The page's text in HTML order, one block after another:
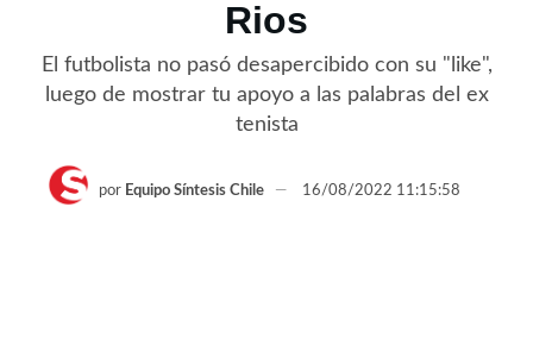
Rios
El futbolista no pasó desapercibido con su "like",
luego de mostrar tu apoyo a las palabras del ex
tenista
por Equipo Síntesis Chile 16/08/2022 11:15:58